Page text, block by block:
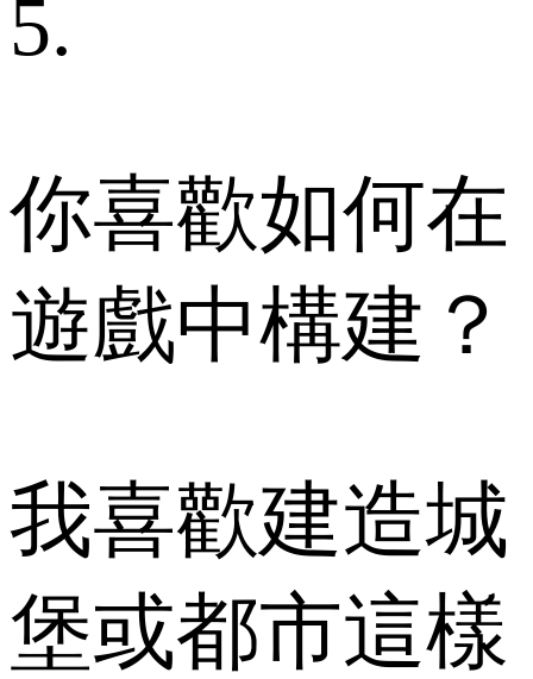
5.
你喜歡如何在
遊戲中構建？
我喜歡建造城
堡或都市這樣